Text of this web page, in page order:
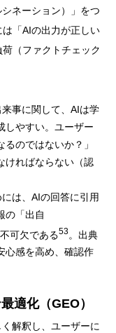
ネーション）」をつ
「AIの出力が正しい
（ファクトチェック
事に関して、AIは学
しやすい。ユーザー
のではないか？」
ければならない（認
は、AIの回答に引用
の「出自
可欠である53。出典
心感を高め、確認作
適化（GEO）
解釈し、ユーザーに